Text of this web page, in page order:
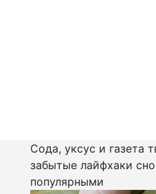
Сода, уксус и газета
забытые лайфхаки
популярными